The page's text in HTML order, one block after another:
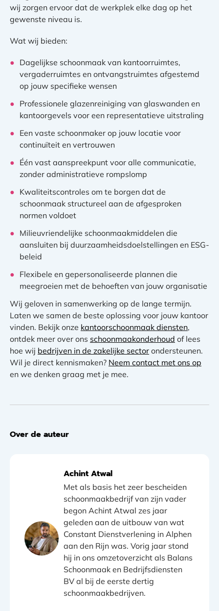
wij zorgen ervoor dat de werkplek elke dag op het
gewenste niveau is.
Wat wij bieden:
Dagelijkse schoonmaak van kantoorruimtes,
vergaderruimtes en ontvangstruimtes afgestemd
op jouw specifieke wensen
Professionele glazenreiniging van glaswanden en
kantoorgevels voor een representatieve uitstraling
Een vaste schoonmaker op jouw locatie voor
continuïteit en vertrouwen
Één vast aanspreekpunt voor alle communicatie,
zonder administratieve rompslomp
Kwaliteitscontroles om te borgen dat de
schoonmaak structureel aan de afgesproken
normen voldoet
Milieuvriendelijke schoonmaakmiddelen die
aansluiten bij duurzaamheidsdoelstellingen en ESG-
beleid
Flexibele en gepersonaliseerde plannen die
meegroeien met de behoeften van jouw organisatie
Wij geloven in samenwerking op de lange termijn.
Laten we samen de beste oplossing voor jouw kantoor
vinden. Bekijk onze kantoorschoonmaak diensten,
ontdek meer over ons schoonmaakonderhoud of lees
hoe wij bedrijven in de zakelijke sector ondersteunen.
Wil je direct kennismaken? Neem contact met ons op
en we denken graag met je mee.
Over de auteur
Achint Atwal
Met als basis het zeer bescheiden
schoonmaakbedrijf van zijn vader
begon Achint Atwal zes jaar
geleden aan de uitbouw van wat
Constant Dienstverlening in Alphen
aan den Rijn was. Vorig jaar stond
hij in ons omzetoverzicht als Balans
Schoonmaak en Bedrijfsdiensten
BV al bij de eerste dertig
schoonmaakbedrijven.